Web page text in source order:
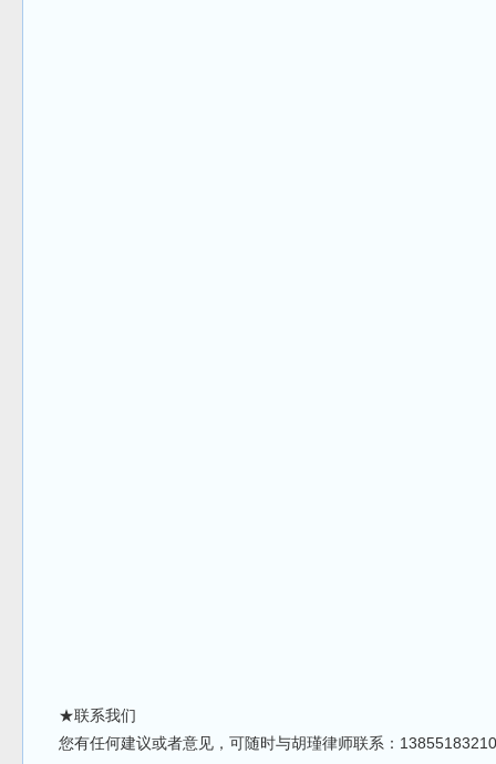
★联系我们
您有任何建议或者意见，可随时与胡瑾律师联系：13855183210